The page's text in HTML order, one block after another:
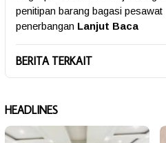
penitipan barang bagasi
penerbangan Lanjut Baca
BERITA TERKAIT
HEADLINES